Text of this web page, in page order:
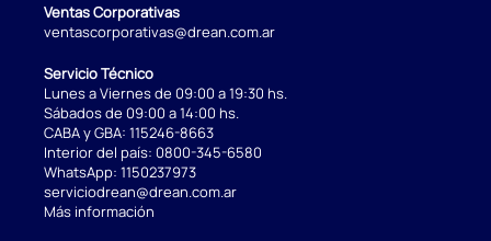
Ventas Corporativas
ventascorporativas@drean.com.ar
Servicio Técnico
Lunes a Viernes de 09:00 a 19:30 hs.
Sábados de 09:00 a 14:00 hs.
CABA y GBA: 115246-8663
Interior del país: 0800-345-6580
WhatsApp: 1150237973
serviciodrean@drean.com.ar
Más información